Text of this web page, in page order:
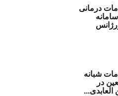
درمانی
شبانه
در
العابدی...